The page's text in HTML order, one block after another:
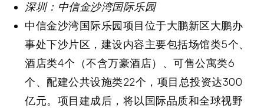
深圳：中信金沙湾国际乐园
中信金沙湾国际乐园项目位于大鹏新区大鹏办
事处下沙片区，建设内容主要包括场馆类5个、
酒店类4个（不含万豪酒店）、可售公寓类6
个、配建公共设施类22个，项目总投资达300
亿元。项目建成后，将以国际品质和全球视野